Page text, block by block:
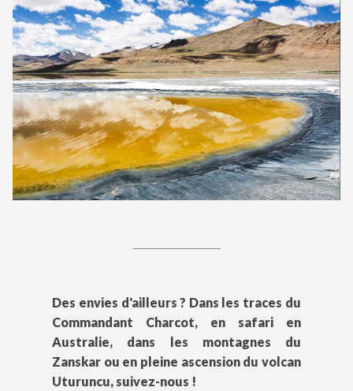
Des envies d'ailleurs ? Dans les traces du
Commandant Charcot, en safari en
Australie, dans les montagnes du
Zanskar ou en pleine ascension du volcan
Uturuncu, suivez-nous !